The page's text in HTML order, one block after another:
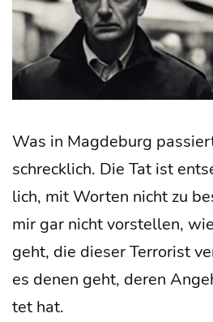
Was in Mag­de­burg
schreck­lich. Die Tat ist
lich, mit Wor­ten nicht zu
mir gar nicht vor­stel­len,
geht, die die­ser Ter­ro­rist
es denen geht, deren
tet hat.